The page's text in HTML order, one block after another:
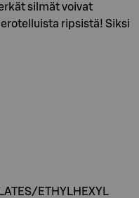
silmät voivat
ripsistä! Siksi
ETHYLHEXYL